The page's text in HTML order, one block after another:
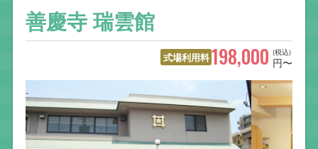
善慶寺 瑞雲館
式場利用料 (税込)
198,000 円〜